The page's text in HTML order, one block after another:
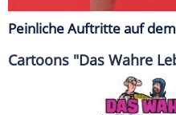
Peinliche Auftritte auf
Cartoons "Das Wahre